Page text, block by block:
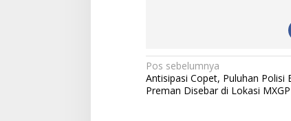
N
a
Pos sebelumnya
Antisipasi Copet, Puluhan Polisi
Preman Disebar di Lokasi MXGP